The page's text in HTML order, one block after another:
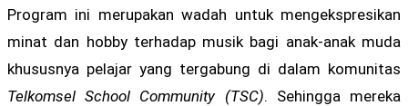
Program ini merupakan wadah untuk mengekspresikan
minat dan hobby terhadap musik bagi anak-anak muda
khususnya pelajar yang tergabung di dalam komunitas
Telkomsel School Community (TSC). Sehingga mereka